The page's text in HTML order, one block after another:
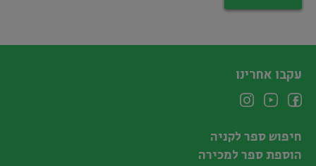
עקבו אחרינו
חיפוש ספר לקניה
הוספת ספר למכירה